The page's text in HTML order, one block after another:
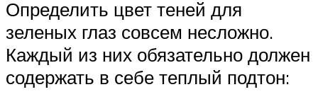
Определить цвет теней для
зеленых глаз совсем несложно.
Каждый из них обязательно должен
содержать в себе теплый подтон: